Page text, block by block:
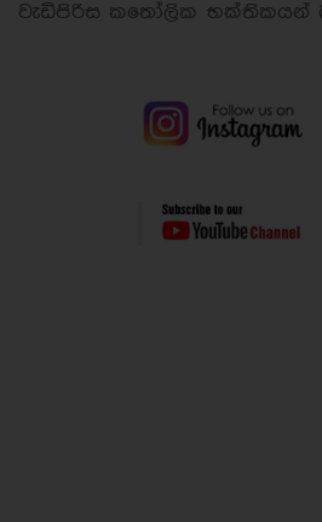
වැඩිපිරිස කතෝලික භක්තිකයන්